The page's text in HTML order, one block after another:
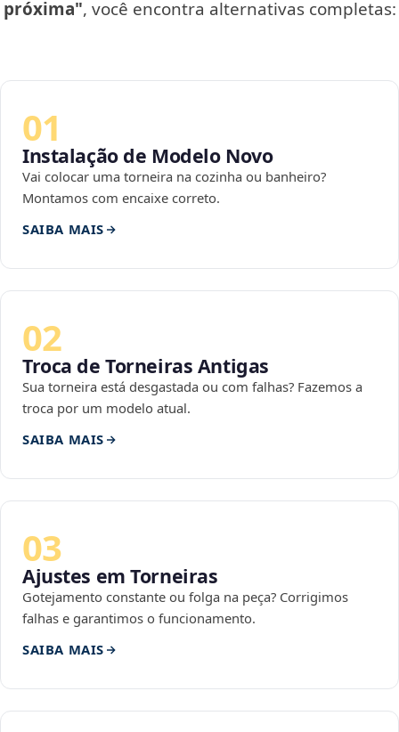
próxima", você encontra alternativas completas:
01
Instalação de Modelo Novo
Vai colocar uma torneira na cozinha ou banheiro?
Montamos com encaixe correto.
SAIBA MAIS
02
Troca de Torneiras Antigas
Sua torneira está desgastada ou com falhas? Fazemos a
troca por um modelo atual.
SAIBA MAIS
03
Ajustes em Torneiras
Gotejamento constante ou folga na peça? Corrigimos
falhas e garantimos o funcionamento.
SAIBA MAIS